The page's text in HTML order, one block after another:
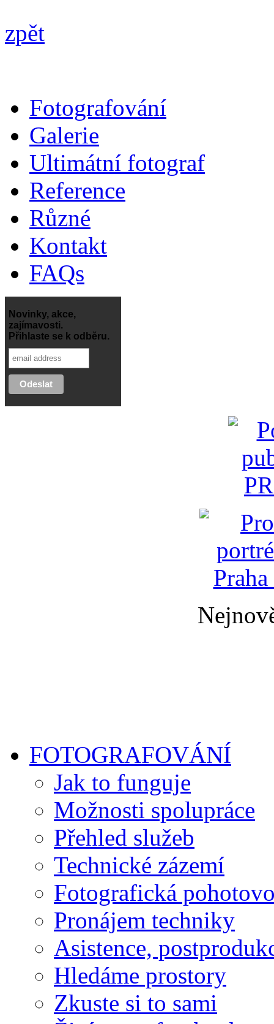
zpět
Fotografování
Galerie
Ultimátní fotograf
Reference
Různé
Kontakt
FAQs
Novinky, akce,
zajímavosti.
Přihlaste se k odběru.
FOTOGRAFOVÁNÍ
Jak to funguje
Možnosti spolupráce
Přehled služeb
Technické zázemí
Fotografická
Pronájem techniky
Asistence,
Hledáme prostory
Zkuste si to sami